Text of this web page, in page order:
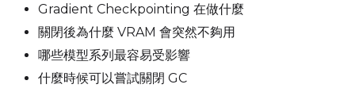
Gradient Checkpointing 在做什麼
關閉後為什麼 VRAM 會突然不夠用
哪些模型系列最容易受影響
什麼時候可以嘗試關閉 GC